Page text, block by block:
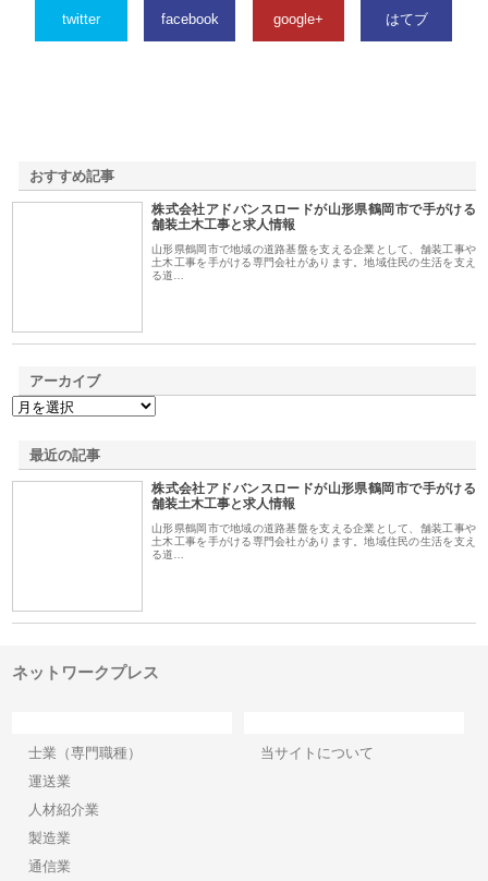
twitter facebook google+ はてブ
おすすめ記事
株式会社アドバンスロードが山形県鶴岡市で手がける
舗装土木工事と求人情報
山形県鶴岡市で地域の道路基盤を支える企業として、舗装工事や
土木工事を手がける専門会社があります。地域住民の生活を支え
る道…
アーカイブ
最近の記事
株式会社アドバンスロードが山形県鶴岡市で手がける
舗装土木工事と求人情報
山形県鶴岡市で地域の道路基盤を支える企業として、舗装工事や
土木工事を手がける専門会社があります。地域住民の生活を支え
る道…
ネットワークプレス
士業（専門職種）
運送業
人材紹介業
製造業
通信業
当サイトについて